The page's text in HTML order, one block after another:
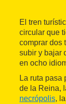
El tren
circular que
comprar dos
subir y bajar
en ocho
La ruta pasa
de la Reina,
necrópolis,